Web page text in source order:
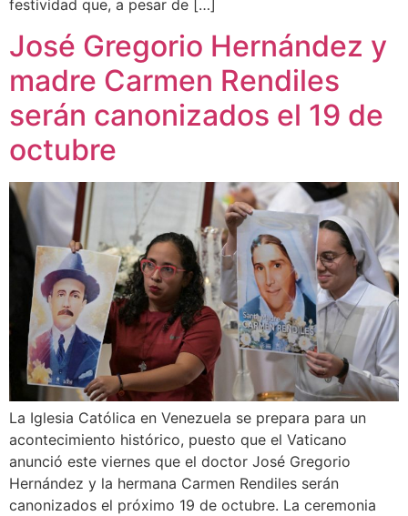
festividad que, a pesar de […]
José Gregorio Hernández y
madre Carmen Rendiles
serán canonizados el 19 de
octubre
La Iglesia Católica en Venezuela se prepara para un
acontecimiento histórico, puesto que el Vaticano
anunció este viernes que el doctor José Gregorio
Hernández y la hermana Carmen Rendiles serán
canonizados el próximo 19 de octubre. La ceremonia